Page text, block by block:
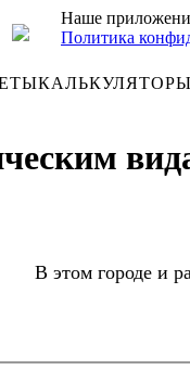
Наше
Политика
КАЛЬКУЛЯТОРЫ
В этом городе и